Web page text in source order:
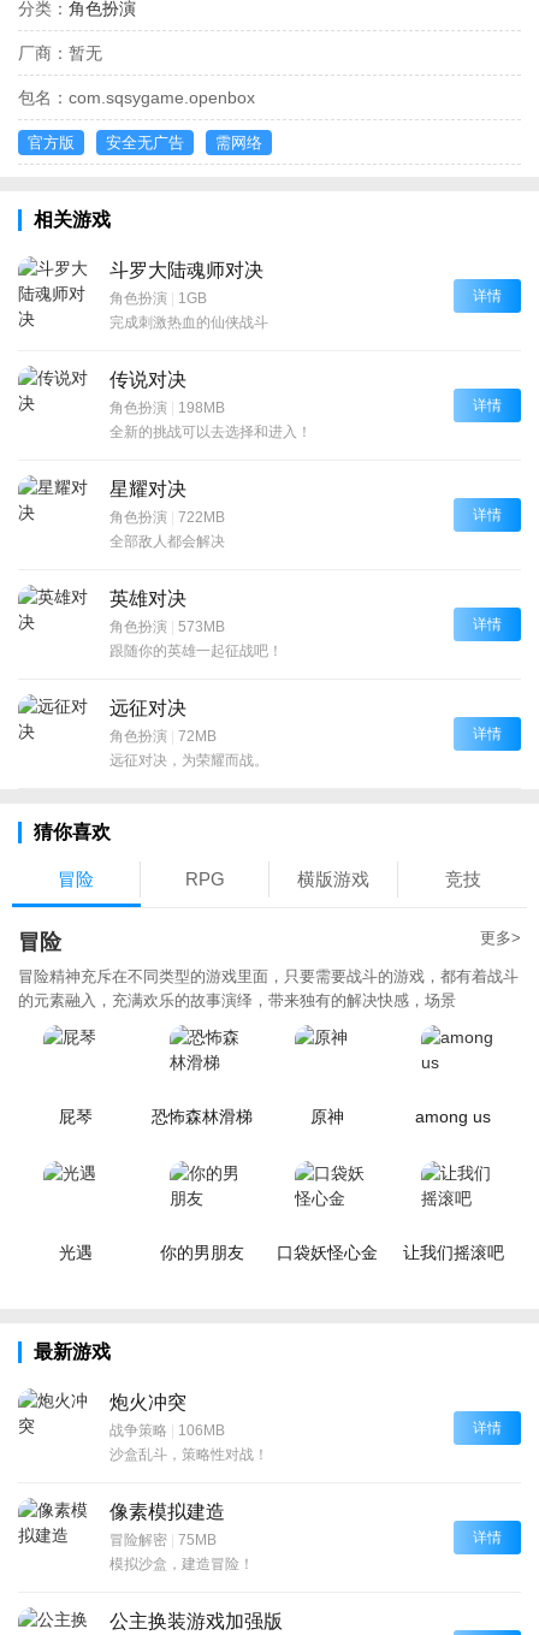
分类： 角色扮演
厂商： 暂无
包名： com.sqsygame.openbox
官方版 安全无广告 需网络
相关游戏
斗罗大陆魂师对决
角色扮演 | 1GB
完成刺激热血的仙侠战斗
详情
传说对决
角色扮演 | 198MB
全新的挑战可以去选择和进入！
详情
星耀对决
角色扮演 | 722MB
全部敌人都会解决
详情
英雄对决
角色扮演 | 573MB
跟随你的英雄一起征战吧！
详情
远征对决
角色扮演 | 72MB
远征对决，为荣耀而战。
详情
猜你喜欢
冒险 RPG 横版游戏 竞技
冒险 更多>
冒险精神充斥在不同类型的游戏里面，只要需要战斗的游戏，都有着战斗
的元素融入，充满欢乐的故事演绎，带来独有的解决快感，场景
屁琴 恐怖森林滑梯 原神 among us
光遇 你的男朋友 口袋妖怪心金 让我们摇滚吧
最新游戏
炮火冲突
战争策略 | 106MB
沙盒乱斗，策略性对战！
详情
像素模拟建造
冒险解密 | 75MB
模拟沙盒，建造冒险！
详情
公主换装游戏加强版